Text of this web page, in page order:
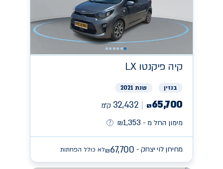
קיה פיקנטו LX
בנזין שנת 2021
₪65,700
32,432 ק״מ
מימון החל מ -
₪1,353
מחירון לוי יצחק - ₪67,700 לא כולל הפחתות